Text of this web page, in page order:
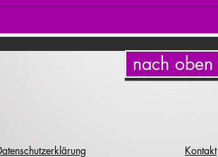
nach oben
Kontakt